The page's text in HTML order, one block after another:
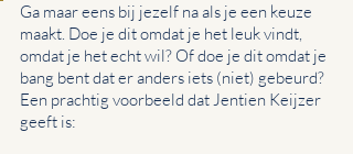
Ga maar eens bij jezelf na als je een keuze
maakt. Doe je dit omdat je het leuk vindt,
omdat je het echt wil? Of doe je dit omdat je
bang bent dat er anders iets (niet) gebeurd?
Een prachtig voorbeeld dat Jentien Keijzer
geeft is: